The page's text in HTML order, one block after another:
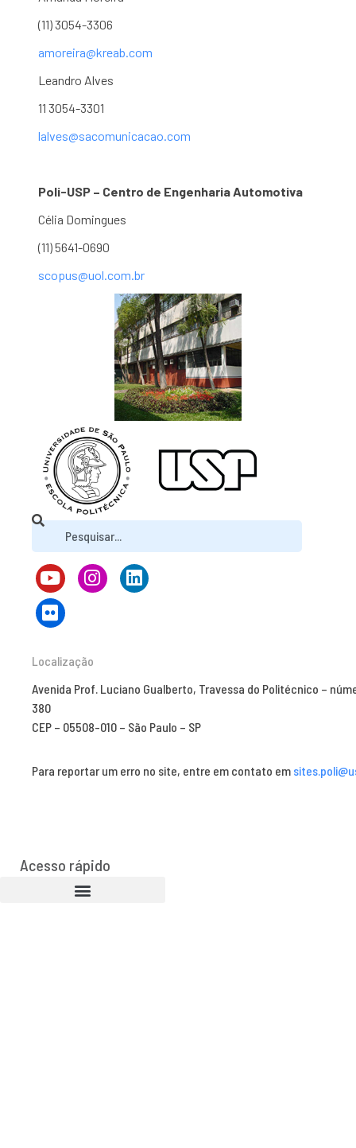
(11) 3054-3306
amoreira@kreab.com
Leandro Alves
11 3054-3301
lalves@sacomunicacao.com
Poli-USP – Centro de Engenharia Automotiva
Célia Domingues
(11) 5641-0690
scopus@uol.com.br
Localização
Avenida Prof. Luciano Gualberto, Travessa do Politécnico –
380
CEP – 05508-010 – São Paulo – SP
Para reportar um erro no site, entre em contato em
Acesso rápido